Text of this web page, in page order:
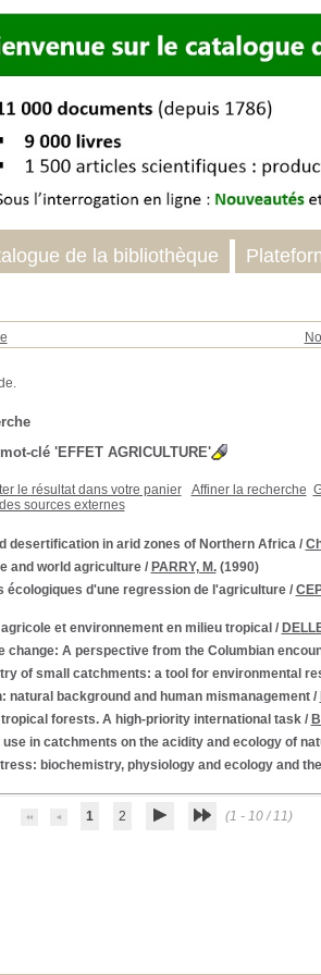
clé 'EFFET AGRICULTURE'
le résultat dans votre panier Affiner la recherche
sources externes
desertification in arid zones of Northern Africa/
and world agriculture/ PARRY, M.(1990)
écologiques d'une regression de l'agriculture/
et environnement en milieu tropical /
change: A perspective from the Columbian
of small catchments: a tool for environmental
natural background and human mismanagement/
forests. A high-priority international task/
use in catchments on the acidity and ecology of
biochemistry, physiology and ecology and
1 2 (1 - 10 / 11)
de la bibliothèque